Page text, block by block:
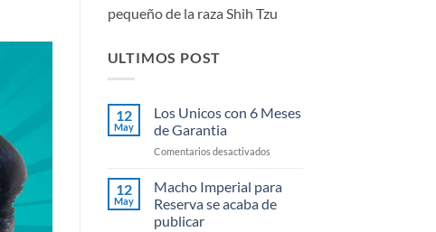
pequeño de la raza Shih Tzu
ULTIMOS POST
12
May
Los Unicos con 6 Meses
de Garantia
Comentarios desactivadosen
6
12
May
Macho Imperial para
Reserva se acaba de
publicar